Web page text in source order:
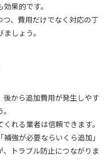
果的です。
、費用だけでなく対応の丁
しょう。
から追加費用が発生しやす
れる業者は信頼できます。
強が必要ならいくら追加」
トラブル防止につながりま